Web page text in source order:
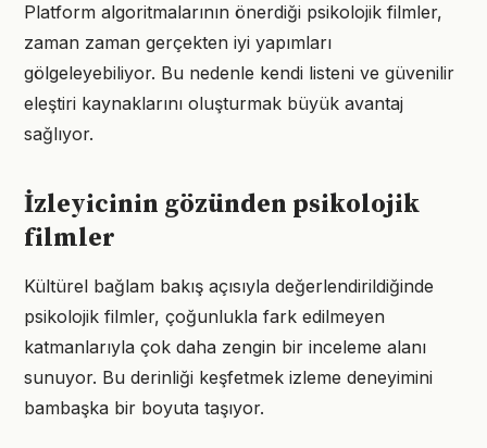
Platform algoritmalarının önerdiği psikolojik filmler,
zaman zaman gerçekten iyi yapımları
gölgeleyebiliyor. Bu nedenle kendi listeni ve güvenilir
eleştiri kaynaklarını oluşturmak büyük avantaj
sağlıyor.
İzleyicinin gözünden psikolojik
filmler
Kültürel bağlam bakış açısıyla değerlendirildiğinde
psikolojik filmler, çoğunlukla fark edilmeyen
katmanlarıyla çok daha zengin bir inceleme alanı
sunuyor. Bu derinliği keşfetmek izleme deneyimini
bambaşka bir boyuta taşıyor.